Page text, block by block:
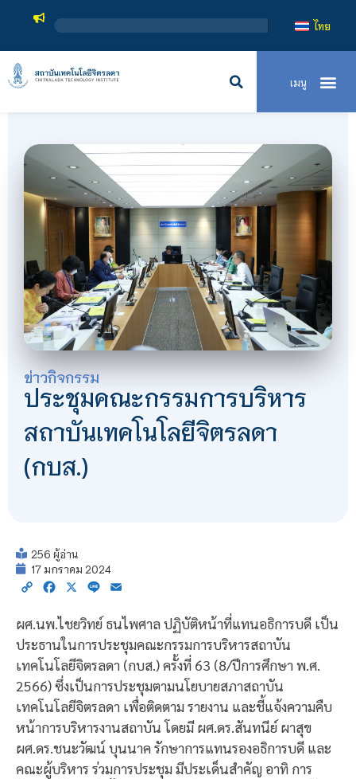
สถาบันเ
ไทย
ข่าวกิจกรรม
ประชุมคณะกรรมการบริหาร
สถาบันเทคโนโลยีจิตรลดา
(กบส.)
256 ผู้อ่าน
17 มกราคม 2024
Copy Facebook
X Line
ผศ.นพ.ไชยวิทย์ ธนไพศาล ปฏิบัติหน้าที่แทนอธิการบดี เป็น
ประธานในการประชุมคณะกรรมการบริหารสถาบัน
เทคโนโลยีจิตรลดา (กบส.) ครั้งที่ 63 (8/ปีการศึกษา พ.ศ.
2566) ซึ่งเป็นการประชุมตามนโยบายสภาสถาบัน
เทคโนโลยีจิตรลดา เพื่อติดตาม รายงาน และชี้แจ้งความคืบ
หน้าการบริหารงานสถาบัน โดยมี ผศ.ดร.สันทนีย์ ผาสุข
ผศ.ดร.ชนะวัฒน์ บุนนาค รักษาการแทนรองอธิการบดี และ
คณะผู้บริหาร ร่วมการประชุม มีประเด็นสำคัญ อาทิ การ